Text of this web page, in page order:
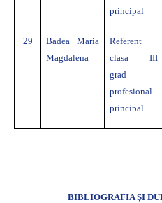
principal
29
Badea Maria
Magdalena
Referent
clasa III
grad
profesional
principal
BIBLIOGRAFIA ŞI